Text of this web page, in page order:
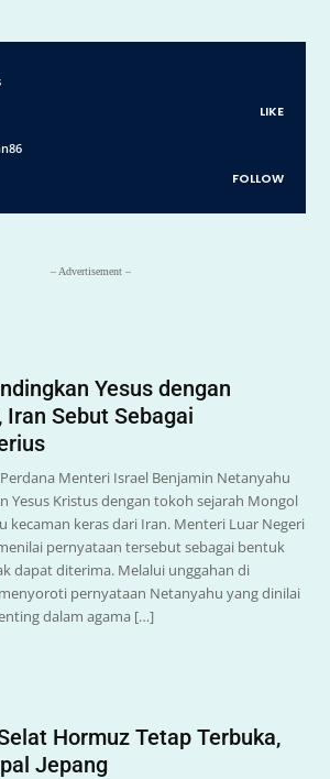
LIKE
FOLLOW
– Advertisement –
Yesus dengan
Iran Sebut Sebagai
Menteri Israel Benjamin Netanyahu
Yesus Kristus dengan tokoh sejarah Mongol
kecaman keras dari Iran. Menteri Luar Negeri
pernyataan tersebut sebagai bentuk
dapat diterima. Melalui unggahan di
pernyataan Netanyahu yang dinilai
dalam agama […]
Hormuz Tetap Terbuka,
Jepang